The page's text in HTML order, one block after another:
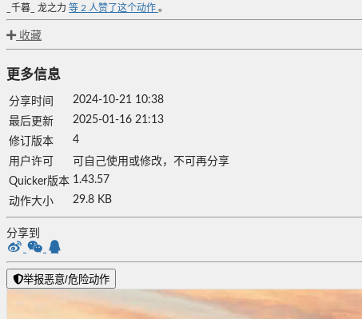
_千暮_ 龙之力 等 2 人赞了这个动作 。
收藏
更多信息
分享时间
2024-10-21 10:38
最后更新
2025-01-16 21:13
修订版本
4
用户许可
可自己使用或修改，不可再分享
Quicker版本 1.43.57
动作大小
29.8 KB
分享到
举报恶意/危险动作